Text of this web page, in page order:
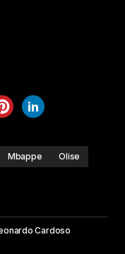
Mbappe
Olise
Cardoso